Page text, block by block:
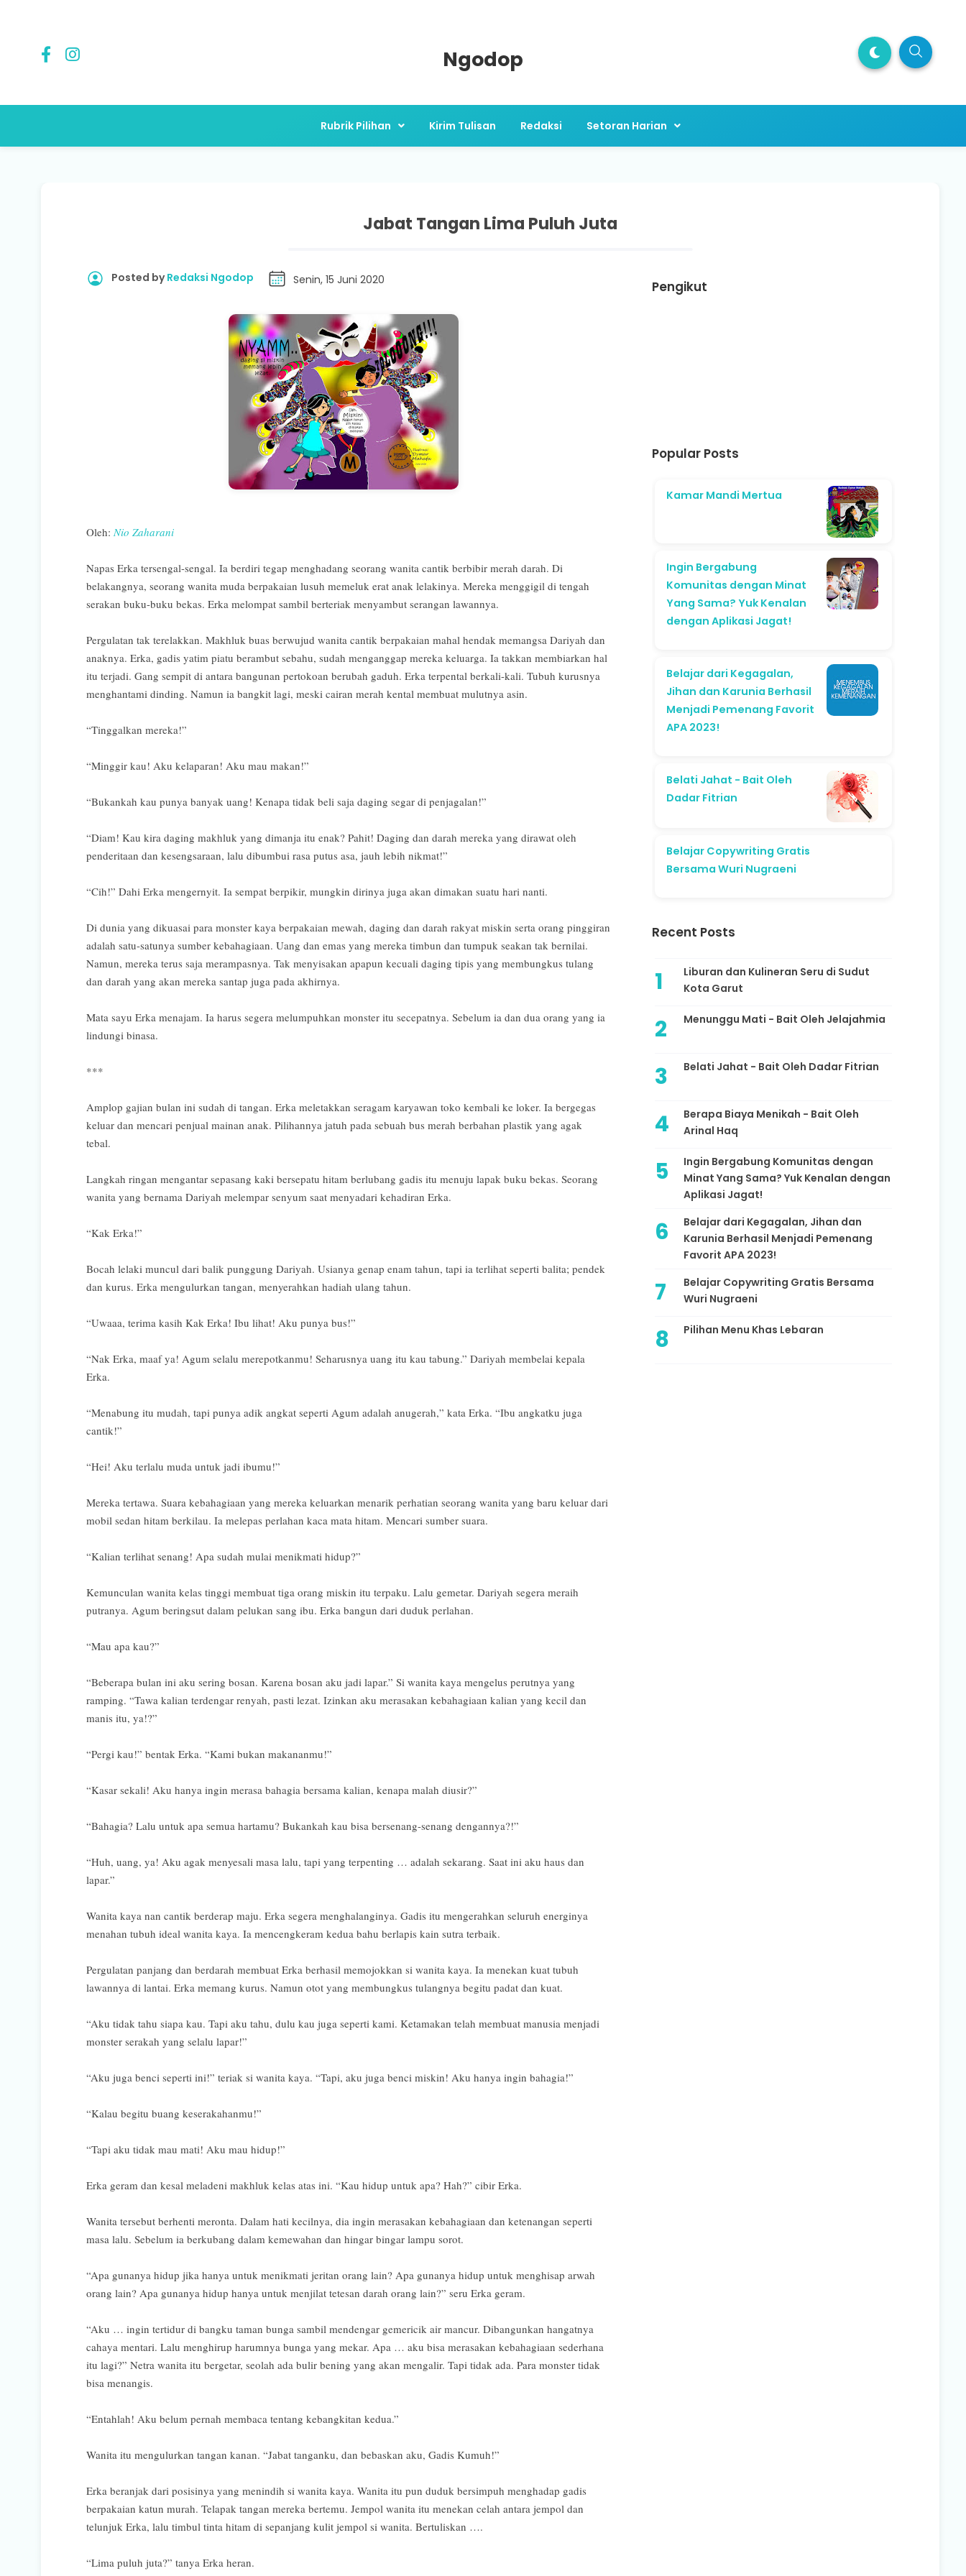
Ngodop
Rubrik Pilihan Kirim Tulisan Redaksi Setoran Harian
Jabat Tangan Lima Puluh Juta
Posted byRedaksi Ngodop Senin, 15 Juni 2020
Oleh: Nio Zaharani
Napas Erka tersengal-sengal. Ia berdiri tegap menghadang seorang wanita cantik berbibir merah darah. Di
belakangnya, seorang wanita muda berpakaian lusuh memeluk erat anak lelakinya. Mereka menggigil di tengah
serakan buku-buku bekas. Erka melompat sambil berteriak menyambut serangan lawannya.
Pergulatan tak terelakkan. Makhluk buas berwujud wanita cantik berpakaian mahal hendak memangsa Dariyah dan
anaknya. Erka, gadis yatim piatu berambut sebahu, sudah menganggap mereka keluarga. Ia takkan membiarkan hal
itu terjadi. Gang sempit di antara bangunan pertokoan berubah gaduh. Erka terpental berkali-kali. Tubuh kurusnya
menghantami dinding. Namun ia bangkit lagi, meski cairan merah kental membuat mulutnya asin.
“Tinggalkan mereka!”
“Minggir kau! Aku kelaparan! Aku mau makan!”
“Bukankah kau punya banyak uang! Kenapa tidak beli saja daging segar di penjagalan!”
“Diam! Kau kira daging makhluk yang dimanja itu enak? Pahit! Daging dan darah mereka yang dirawat oleh
penderitaan dan kesengsaraan, lalu dibumbui rasa putus asa, jauh lebih nikmat!”
“Cih!” Dahi Erka mengernyit. Ia sempat berpikir, mungkin dirinya juga akan dimakan suatu hari nanti.
Di dunia yang dikuasai para monster kaya berpakaian mewah, daging dan darah rakyat miskin serta orang pinggiran
adalah satu-satunya sumber kebahagiaan. Uang dan emas yang mereka timbun dan tumpuk seakan tak bernilai.
Namun, mereka terus saja merampasnya. Tak menyisakan apapun kecuali daging tipis yang membungkus tulang
dan darah yang akan mereka santap juga pada akhirnya.
Mata sayu Erka menajam. Ia harus segera melumpuhkan monster itu secepatnya. Sebelum ia dan dua orang yang ia
lindungi binasa.
***
Amplop gajian bulan ini sudah di tangan. Erka meletakkan seragam karyawan toko kembali ke loker. Ia bergegas
keluar dan mencari penjual mainan anak. Pilihannya jatuh pada sebuah bus merah berbahan plastik yang agak
tebal.
Langkah ringan mengantar sepasang kaki bersepatu hitam berlubang gadis itu menuju lapak buku bekas. Seorang
wanita yang bernama Dariyah melempar senyum saat menyadari kehadiran Erka.
“Kak Erka!”
Bocah lelaki muncul dari balik punggung Dariyah. Usianya genap enam tahun, tapi ia terlihat seperti balita; pendek
dan kurus. Erka mengulurkan tangan, menyerahkan hadiah ulang tahun.
“Uwaaa, terima kasih Kak Erka! Ibu lihat! Aku punya bus!”
“Nak Erka, maaf ya! Agum selalu merepotkanmu! Seharusnya uang itu kau tabung.” Dariyah membelai kepala
Erka.
“Menabung itu mudah, tapi punya adik angkat seperti Agum adalah anugerah,” kata Erka. “Ibu angkatku juga
cantik!”
“Hei! Aku terlalu muda untuk jadi ibumu!”
Mereka tertawa. Suara kebahagiaan yang mereka keluarkan menarik perhatian seorang wanita yang baru keluar dari
mobil sedan hitam berkilau. Ia melepas perlahan kaca mata hitam. Mencari sumber suara.
“Kalian terlihat senang! Apa sudah mulai menikmati hidup?”
Kemunculan wanita kelas tinggi membuat tiga orang miskin itu terpaku. Lalu gemetar. Dariyah segera meraih
putranya. Agum beringsut dalam pelukan sang ibu. Erka bangun dari duduk perlahan.
“Mau apa kau?”
“Beberapa bulan ini aku sering bosan. Karena bosan aku jadi lapar.” Si wanita kaya mengelus perutnya yang
ramping. “Tawa kalian terdengar renyah, pasti lezat. Izinkan aku merasakan kebahagiaan kalian yang kecil dan
manis itu, ya!?”
“Pergi kau!” bentak Erka. “Kami bukan makananmu!”
“Kasar sekali! Aku hanya ingin merasa bahagia bersama kalian, kenapa malah diusir?”
“Bahagia? Lalu untuk apa semua hartamu? Bukankah kau bisa bersenang-senang dengannya?!”
“Huh, uang, ya! Aku agak menyesali masa lalu, tapi yang terpenting … adalah sekarang. Saat ini aku haus dan
lapar.”
Wanita kaya nan cantik berderap maju. Erka segera menghalanginya. Gadis itu mengerahkan seluruh energinya
menahan tubuh ideal wanita kaya. Ia mencengkeram kedua bahu berlapis kain sutra terbaik.
Pergulatan panjang dan berdarah membuat Erka berhasil memojokkan si wanita kaya. Ia menekan kuat tubuh
lawannya di lantai. Erka memang kurus. Namun otot yang membungkus tulangnya begitu padat dan kuat.
“Aku tidak tahu siapa kau. Tapi aku tahu, dulu kau juga seperti kami. Ketamakan telah membuat manusia menjadi
monster serakah yang selalu lapar!”
“Aku juga benci seperti ini!” teriak si wanita kaya. “Tapi, aku juga benci miskin! Aku hanya ingin bahagia!”
“Kalau begitu buang keserakahanmu!”
“Tapi aku tidak mau mati! Aku mau hidup!”
Erka geram dan kesal meladeni makhluk kelas atas ini. “Kau hidup untuk apa? Hah?” cibir Erka.
Wanita tersebut berhenti meronta. Dalam hati kecilnya, dia ingin merasakan kebahagiaan dan ketenangan seperti
masa lalu. Sebelum ia berkubang dalam kemewahan dan hingar bingar lampu sorot.
“Apa gunanya hidup jika hanya untuk menikmati jeritan orang lain? Apa gunanya hidup untuk menghisap arwah
orang lain? Apa gunanya hidup hanya untuk menjilat tetesan darah orang lain?” seru Erka geram.
“Aku … ingin tertidur di bangku taman bunga sambil mendengar gemericik air mancur. Dibangunkan hangatnya
cahaya mentari. Lalu menghirup harumnya bunga yang mekar. Apa … aku bisa merasakan kebahagiaan sederhana
itu lagi?” Netra wanita itu bergetar, seolah ada bulir bening yang akan mengalir. Tapi tidak ada. Para monster tidak
bisa menangis.
“Entahlah! Aku belum pernah membaca tentang kebangkitan kedua.”
Wanita itu mengulurkan tangan kanan. “Jabat tanganku, dan bebaskan aku, Gadis Kumuh!”
Erka beranjak dari posisinya yang menindih si wanita kaya. Wanita itu pun duduk bersimpuh menghadap gadis
berpakaian katun murah. Telapak tangan mereka bertemu. Jempol wanita itu menekan celah antara jempol dan
telunjuk Erka, lalu timbul tinta hitam di sepanjang kulit jempol si wanita. Bertuliskan ….
“Lima puluh juta?” tanya Erka heran.
Pengikut
Popular Posts
Kamar Mandi Mertua
Ingin Bergabung
Komunitas dengan Minat
Yang Sama? Yuk Kenalan
dengan Aplikasi Jagat!
Belajar dari Kegagalan,
Jihan dan Karunia Berhasil
Menjadi Pemenang Favorit
APA 2023!
Belati Jahat - Bait Oleh
Dadar Fitrian
Belajar Copywriting Gratis
Bersama Wuri Nugraeni
Recent Posts
Liburan dan Kulineran Seru di Sudut
Kota Garut
Menunggu Mati - Bait Oleh Jelajahmia
Belati Jahat - Bait Oleh Dadar Fitrian
Berapa Biaya Menikah - Bait Oleh
Arinal Haq
Ingin Bergabung Komunitas dengan
Minat Yang Sama? Yuk Kenalan dengan
Aplikasi Jagat!
Belajar dari Kegagalan, Jihan dan
Karunia Berhasil Menjadi Pemenang
Favorit APA 2023!
Belajar Copywriting Gratis Bersama
Wuri Nugraeni
Pilihan Menu Khas Lebaran